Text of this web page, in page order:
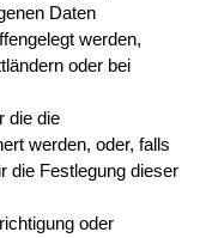
Daten
werden,
oder bei
die die
werden, oder, falls
die Festlegung dieser
oder